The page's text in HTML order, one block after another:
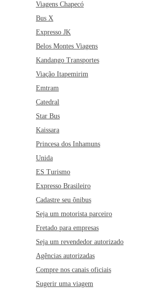
Viagens Chapecó
Bus X
Expresso JK
Belos Montes Viagens
Kandango Transportes
Viação Itapemirim
Emtram
Catedral
Star Bus
Kaissara
Princesa dos Inhamuns
Unida
ES Turismo
Expresso Brasileiro
Cadastre seu ônibus
Seja um motorista parceiro
Fretado para empresas
Seja um revendedor autorizado
Agências autorizadas
Compre nos canais oficiais
Sugerir uma viagem